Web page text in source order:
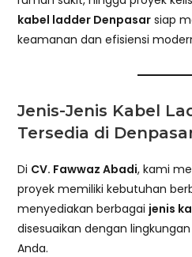
kabel ladder Denpasar siap
keamanan dan efisiensi
Jenis-Jenis Kabel
Tersedia di
Di CV. Fawwaz Abadi, kami
proyek memiliki kebutuhan
menyediakan berbagai jenis
disesuaikan dengan
Anda.